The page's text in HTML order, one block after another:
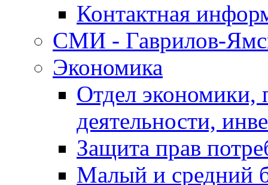
Контактная
СМИ - Гаврилов-
Экономика
Отдел экономики,
деятельности,
Защита прав
Малый и средний